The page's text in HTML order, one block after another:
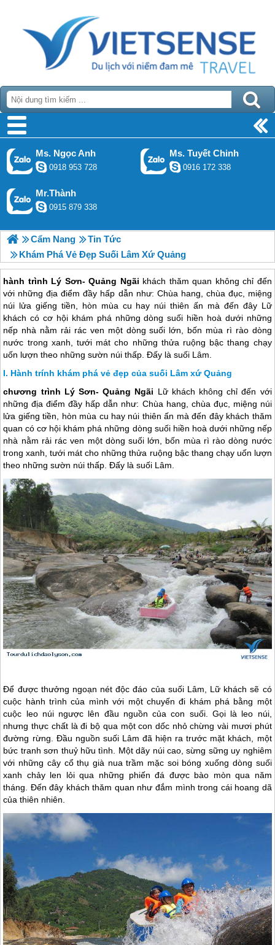
Ms. Ngọc Anh
0918 953 728
Ms. Tuyết Chinh
0916 172 338
Mr.Thành
0915 879 338
Cẩm Nang
Tin Tức
Khám Phá Vẻ Đẹp Suối Lâm Xứ Quảng
hành trình Lý Sơn- Quảng Ngãi khách thăm quan không chỉ đến
với những địa điểm đầy hấp dẫn như: Chùa hang, chùa đục, miệng
núi lửa giếng tiền, hòn mùa cu hay núi thiên ấn mà đến đây Lữ
khách có cơ hội khám phá những dòng suối hiền hoà dưới những
nếp nhà nằm rải rác ven một dòng suối lớn, bốn mùa rì rào dòng
nước trong xanh, tưới mát cho những thửa ruộng bậc thang chạy
uốn lượn theo những sườn núi thấp. Đấy là suối Lâm.
Hành trính khám phá vẻ đẹp của suối Lâm xứ Quảng
chương trình Lý Sơn- Quảng Ngãi Lữ khách không chỉ đến với
những địa điểm đầy hấp dẫn như: Chùa hang, chùa đục, miệng núi
lửa giếng tiền, hòn mùa cu hay núi thiên ấn mà đến đây khách thăm
quan có cơ hội khám phá những dòng suối hiền hoà dưới những nếp
nhà nằm rải rác ven một dòng suối lớn, bốn mùa rì rào dòng nước
trong xanh, tưới mát cho những thửa ruộng bậc thang chạy uốn lượn
theo những sườn núi thấp. Đấy là suối Lâm.
Để được thưởng ngoạn nét độc đáo của suối Lâm, Lữ khách sẽ có
cuộc hành trình của mình với một chuyến đi khám phá bằng một
cuộc leo núi ngược lên đầu nguồn của con suối. Gọi là leo núi,
nhưng thực chất là đi bộ qua một con dốc nhỏ chừng vài mươi phút
đường rừng. Đầu nguồn suối Lâm đã hiện ra trước mặt khách, một
bức tranh sơn thuỷ hữu tình. Một dãy núi cao, sừng sững uy nghiêm
với những cây cổ thụ già nua trầm mặc soi bóng xuống dòng suối
xanh chảy len lỏi qua những phiến đá được bào mòn qua năm
tháng. Đến đây khách thăm quan như đắm mình trong cái hoang dã
của thiên nhiên.